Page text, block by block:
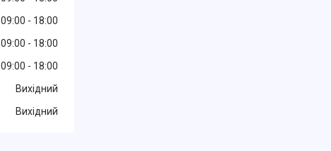
09:00
18:00
09:00
18:00
09:00
18:00
Вихідний
Вихідний